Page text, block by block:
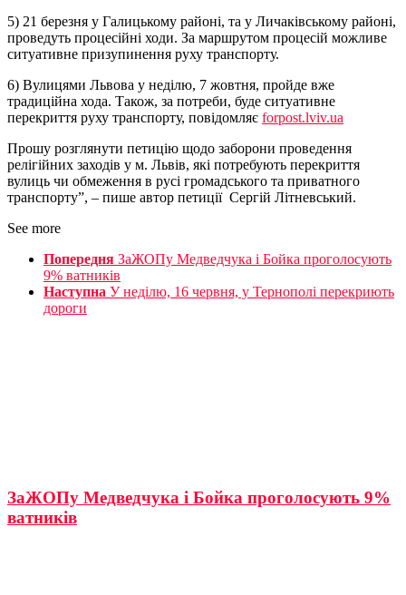
5) 21 березня у Галицькому районі, та у Личаківському районі,
проведуть процесійні ходи. За маршрутом процесій можливе
ситуативне призупинення руху транспорту.
6) Вулицями Львова у неділю, 7 жовтня, пройде вже
традиційна хода. Також, за потреби, буде ситуативне
перекриття руху транспорту, повідомляє forpost.lviv.ua
Прошу розглянути петицію щодо заборони проведення
релігійних заходів у м. Львів, які потребують перекриття
вулиць чи обмеження в русі громадського та приватного
транспорту”, – пише автор петиції Сергій Літневський.
See more
Попередня ЗаЖОПу Медведчука і Бойка проголосують
9% ватників
Наступна У неділю, 16 червня, у Тернополі перекриють
дороги
ЗаЖОПу Медведчука і Бойка проголосують 9%
ватників